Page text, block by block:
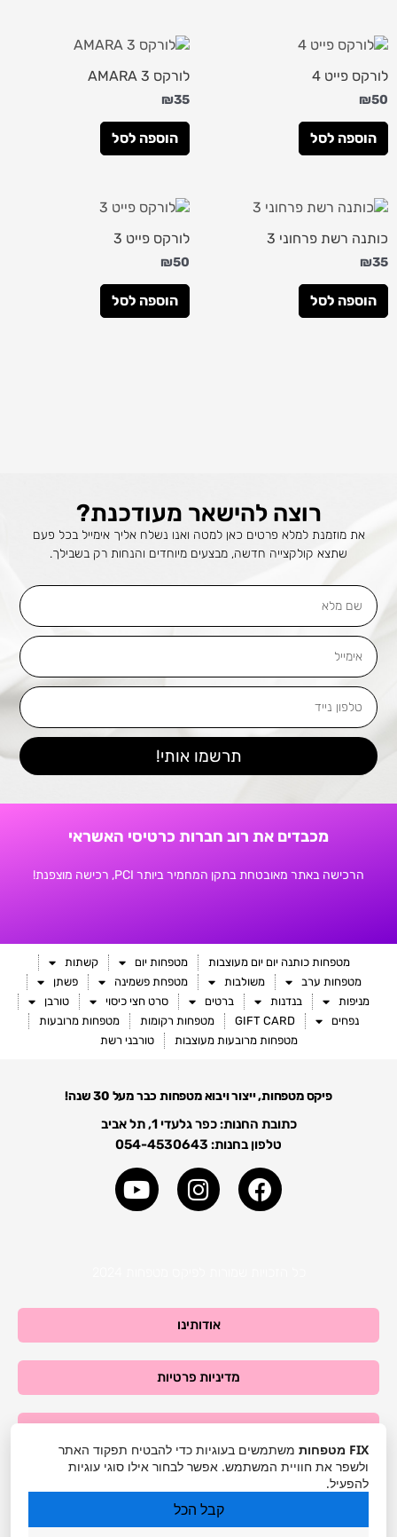
לורקס פייט 4
₪50
הוספה לסל
לורקס AMARA 3
₪35
הוספה לסל
כותנה רשת פרחוני 3
₪35
הוספה לסל
לורקס פייט 3
₪50
הוספה לסל
רוצה להישאר מעודכנת?
את מוזמנת למלא פרטים כאן למטה ואנו נשלח אליך אימייל בכל פעם
שתצא קולקצייה חדשה, מבצעים מיוחדים והנחות רק בשבילך.
שם
מלא
אימייל
טלפון
נייד
תרשמו אותי!
מכבדים את רוב חברות כרטיסי האשראי
הרכישה באתר מאובטחת בתקן המחמיר ביותר PCI, רכישה מוצפנת!
מטפחות כותנה יום יום מעוצבות מטפחות יום
קשתות
מטפחות ערב
משולבות מטפחת פשמינה
פשתן
מניפות
בנדנות ברטים סרט חצי כיסוי
טורבן
נפחים
GIFT CARD מטפחות רקומות
מטפחות מרובעות
מטפחות מרובעות מעוצבות
טורבני רשת
פיקס מטפחות, ייצור ויבוא מטפחות כבר מעל 30 שנה!
כתובת החנות: כפר גלעדי 1, תל אביב
טלפון בחנות: 054-4530643
m
מדיניות פרטיות
אודותינו
FIX מטפחות
משתמשים בעוגיות כדי להבטיח תפקוד האתר
ולשפר את חוויית המשתמש. אפשר לבחור אילו סוגי עוגיות
להפעיל.
קבל הכל